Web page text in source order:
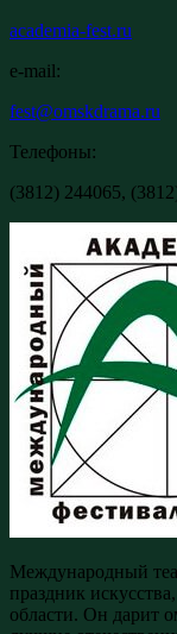
academia-fest.ru
e-mail:
fest@omskdrama.ru
Телефоны:
(3812) 244065,
Международный
праздник
области. Он дарит